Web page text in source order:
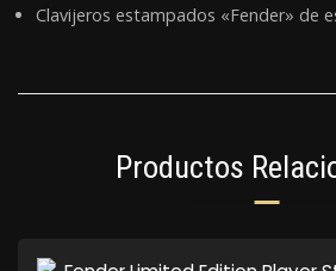
Clavijeros estampados «Fender» de
Productos